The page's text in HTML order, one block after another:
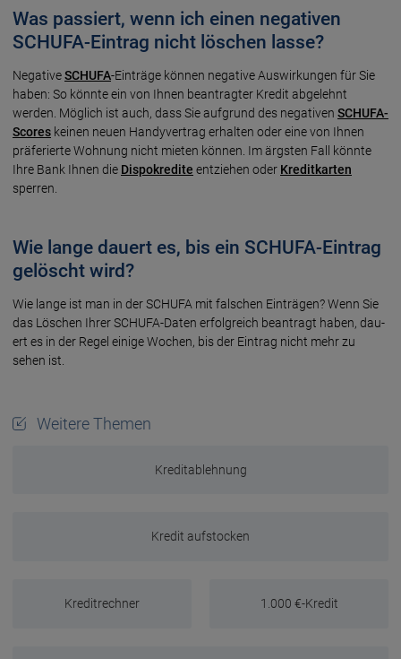
Was passiert, wenn ich einen negativen
SCHUFA-Eintrag nicht löschen lasse?
NegativeSCHUFA-Einträge können negative Aus­wir­kun­gen für Sie
haben: So könnte ein von Ihnen be­an­trag­ter Kre­dit ab­ge­lehnt
werden. Mög­lich ist auch, dass Sie auf­grund des ne­ga­ti­ven SCHUFA-
Scores kei­nen neuen Han­dy­ver­trag er­hal­ten oder eine von Ihnen
prä­fe­rier­te Woh­nung nicht mie­ten können. Im ärgs­ten Fall könnte
Ihre Bank Ih­nen die Dis­po­kre­dite ent­zie­hen oder Kre­dit­kar­ten
sperren.
Wie lange dauert es, bis ein SCHUFA-Eintrag
gelöscht wird?
Wie lange ist man in der SCHUFA mit fal­schen Ein­trä­gen? Wenn Sie
das Löschen Ihrer SCHUFA-Daten er­folg­reich be­an­tragt haben, dau­
ert es in der Re­gel einige Wo­chen, bis der Ein­trag nicht mehr zu
sehen ist.
Weitere Themen
Kreditablehnung
Kredit aufstocken
Kreditrechner 1.000 €-Kredit